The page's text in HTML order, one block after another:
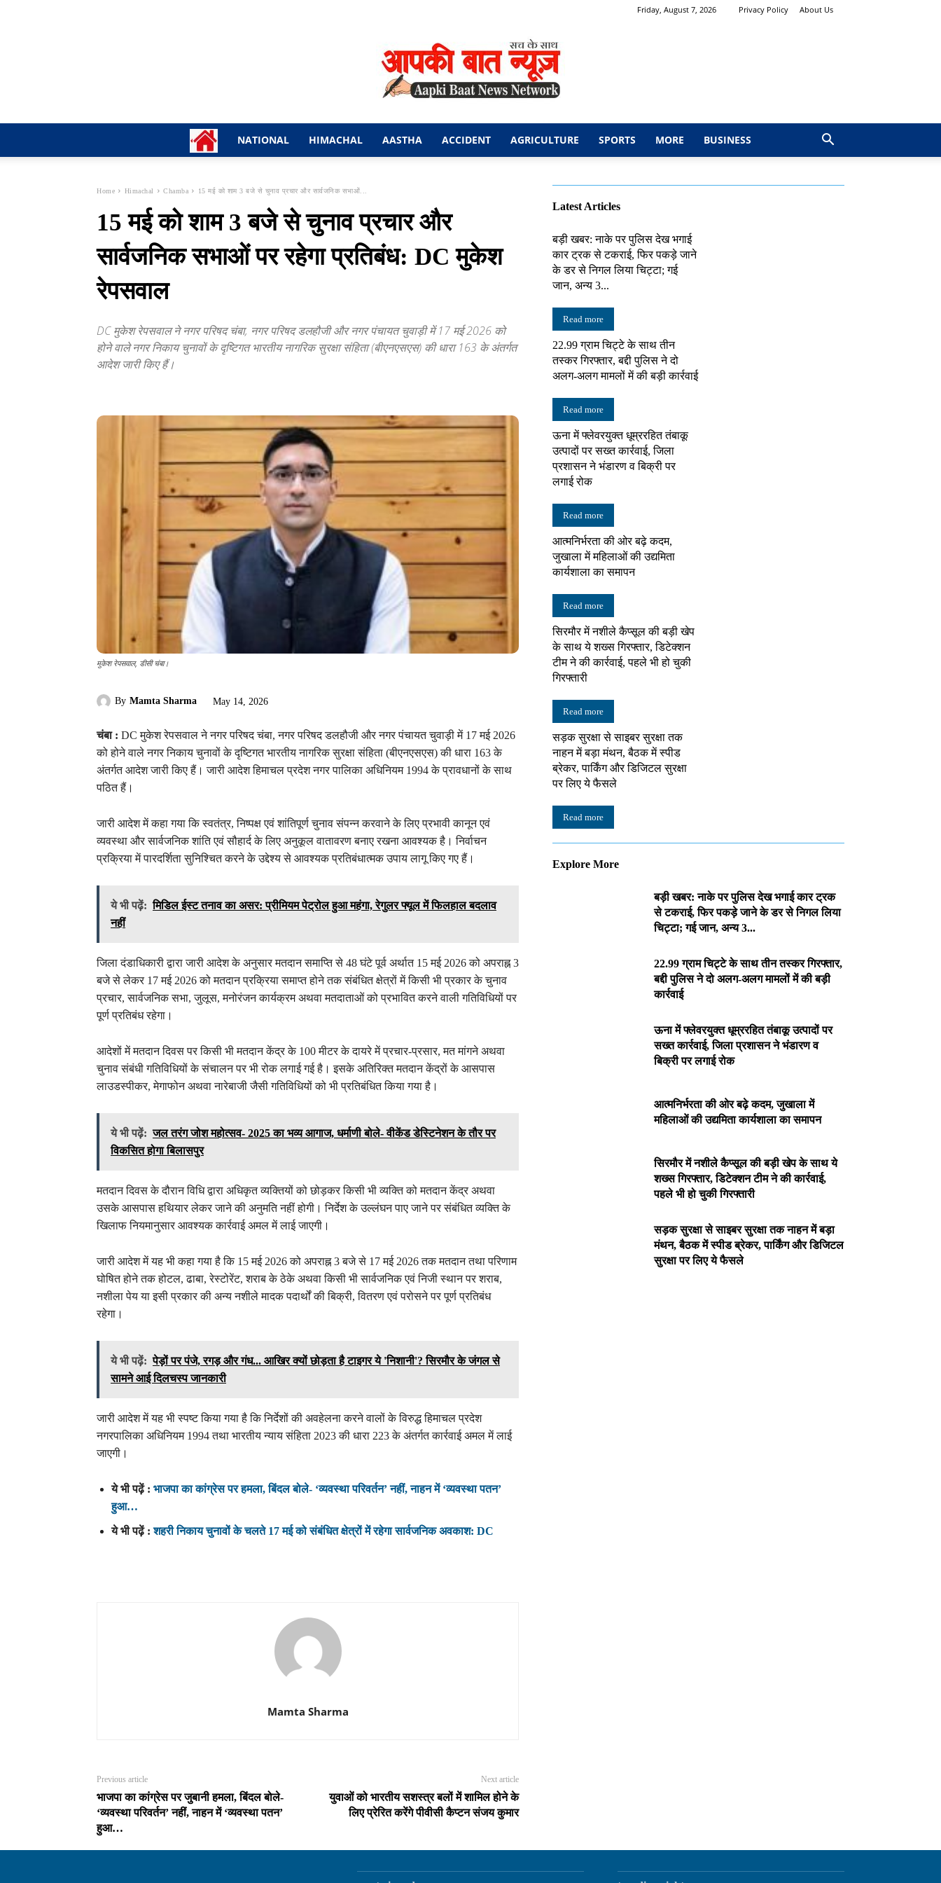
Friday, August 7, 2026 Privacy Policy About Us
बात
न्यूज़
NATIONAL HIMACHAL AASTHA ACCIDENT AGRICULTURE SPORTS MORE BUSINESS
Home Himachal Chamba 15 मई को शाम 3 बजे से चुनाव प्रचार और सार्वजनिक सभाओं...
15 मई को शाम 3 बजे से चुनाव प्रचार और
सार्वजनिक सभाओं पर रहेगा प्रतिबंध: DC मुकेश
रेपसवाल
DC मुकेश रेपसवाल ने नगर परिषद चंबा, नगर परिषद डलहौजी और नगर पंचायत चुवाड़ी में 17 मई 2026 को
होने वाले नगर निकाय चुनावों के दृष्टिगत भारतीय नागरिक सुरक्षा संहिता (बीएनएसएस) की धारा 163 के अंतर्गत
आदेश जारी किए हैं।
मुकेश रेपसवाल, डीसी चंबा।
By Mamta Sharma May 14, 2026
चंबा : DC मुकेश रेपसवाल ने नगर परिषद चंबा, नगर परिषद डलहौजी और नगर पंचायत चुवाड़ी में 17 मई 2026
को होने वाले नगर निकाय चुनावों के दृष्टिगत भारतीय नागरिक सुरक्षा संहिता (बीएनएसएस) की धारा 163 के
अंतर्गत आदेश जारी किए हैं। जारी आदेश हिमाचल प्रदेश नगर पालिका अधिनियम 1994 के प्रावधानों के साथ
पठित हैं।
जारी आदेश में कहा गया कि स्वतंत्र, निष्पक्ष एवं शांतिपूर्ण चुनाव संपन्न करवाने के लिए प्रभावी कानून एवं
व्यवस्था और सार्वजनिक शांति एवं सौहार्द के लिए अनुकूल वातावरण बनाए रखना आवश्यक है। निर्वाचन
प्रक्रिया में पारदर्शिता सुनिश्चित करने के उद्देश्य से आवश्यक प्रतिबंधात्मक उपाय लागू किए गए हैं।
ये भी पढ़ें: मिडिल ईस्ट तनाव का असर: प्रीमियम पेट्रोल हुआ महंगा, रेगुलर फ्यूल में फिलहाल बदलाव
नहीं
जिला दंडाधिकारी द्वारा जारी आदेश के अनुसार मतदान समाप्ति से 48 घंटे पूर्व अर्थात 15 मई 2026 को अपराह्न 3
बजे से लेकर 17 मई 2026 को मतदान प्रक्रिया समाप्त होने तक संबंधित क्षेत्रों में किसी भी प्रकार के चुनाव
प्रचार, सार्वजनिक सभा, जुलूस, मनोरंजन कार्यक्रम अथवा मतदाताओं को प्रभावित करने वाली गतिविधियों पर
पूर्ण प्रतिबंध रहेगा।
आदेशों में मतदान दिवस पर किसी भी मतदान केंद्र के 100 मीटर के दायरे में प्रचार-प्रसार, मत मांगने अथवा
चुनाव संबंधी गतिविधियों के संचालन पर भी रोक लगाई गई है। इसके अतिरिक्त मतदान केंद्रों के आसपास
लाउडस्पीकर, मेगाफोन अथवा नारेबाजी जैसी गतिविधियों को भी प्रतिबंधित किया गया है।
ये भी पढ़ें: जल तरंग जोश महोत्सव- 2025 का भव्य आगाज, धर्माणी बोले- वीकेंड डेस्टिनेशन के तौर पर
विकसित होगा बिलासपुर
मतदान दिवस के दौरान विधि द्वारा अधिकृत व्यक्तियों को छोड़कर किसी भी व्यक्ति को मतदान केंद्र अथवा
उसके आसपास हथियार लेकर जाने की अनुमति नहीं होगी। निर्देश के उल्लंघन पाए जाने पर संबंधित व्यक्ति के
खिलाफ नियमानुसार आवश्यक कार्रवाई अमल में लाई जाएगी।
जारी आदेश में यह भी कहा गया है कि 15 मई 2026 को अपराह्न 3 बजे से 17 मई 2026 तक मतदान तथा परिणाम
घोषित होने तक होटल, ढाबा, रेस्टोरेंट, शराब के ठेके अथवा किसी भी सार्वजनिक एवं निजी स्थान पर शराब,
नशीला पेय या इसी प्रकार की अन्य नशीले मादक पदार्थों की बिक्री, वितरण एवं परोसने पर पूर्ण प्रतिबंध
रहेगा।
ये भी पढ़ें: पेड़ों पर पंजे, रगड़ और गंध... आखिर क्यों छोड़ता है टाइगर ये 'निशानी'? सिरमौर के जंगल से
सामने आई दिलचस्प जानकारी
जारी आदेश में यह भी स्पष्ट किया गया है कि निर्देशों की अवहेलना करने वालों के विरुद्ध हिमाचल प्रदेश
नगरपालिका अधिनियम 1994 तथा भारतीय न्याय संहिता 2023 की धारा 223 के अंतर्गत कार्रवाई अमल में लाई
जाएगी।
ये भी पढ़ें : भाजपा का कांग्रेस पर हमला, बिंदल बोले- ‘व्यवस्था परिवर्तन’ नहीं, नाहन में ‘व्यवस्था पतन’
हुआ…
ये भी पढ़ें :शहरी निकाय चुनावों के चलते 17 मई को संबंधित क्षेत्रों में रहेगा सार्वजनिक अवकाश: DC
Mamta Sharma
Previous article
भाजपा का कांग्रेस पर जुबानी हमला, बिंदल बोले-
‘व्यवस्था परिवर्तन’ नहीं, नाहन में ‘व्यवस्था पतन’
हुआ…
Next article
युवाओं को भारतीय सशस्त्र बलों में शामिल होने के
लिए प्रेरित करेंगे पीवीसी कैप्टन संजय कुमार
Latest Articles
बड़ी खबर: नाके पर पुलिस देख भगाई
कार ट्रक से टकराई, फिर पकड़े जाने
के डर से निगल लिया चिट्टा; गई
जान, अन्य 3...
Read more
22.99 ग्राम चिट्टे के साथ तीन
तस्कर गिरफ्तार, बद्दी पुलिस ने दो
अलग-अलग मामलों में की बड़ी कार्रवाई
Read more
ऊना में फ्लेवरयुक्त धूम्ररहित तंबाकू
उत्पादों पर सख्त कार्रवाई, जिला
प्रशासन ने भंडारण व बिक्री पर
लगाई रोक
Read more
आत्मनिर्भरता की ओर बढ़े कदम,
जुखाला में महिलाओं की उद्यमिता
कार्यशाला का समापन
Read more
सिरमौर में नशीले कैप्सूल की बड़ी खेप
के साथ ये शख्स गिरफ्तार, डिटेक्शन
टीम ने की कार्रवाई, पहले भी हो चुकी
गिरफ्तारी
Read more
सड़क सुरक्षा से साइबर सुरक्षा तक
नाहन में बड़ा मंथन, बैठक में स्पीड
ब्रेकर, पार्किंग और डिजिटल सुरक्षा
पर लिए ये फैसले
Read more
Explore More
बड़ी खबर: नाके पर पुलिस देख भगाई कार ट्रक
से टकराई, फिर पकड़े जाने के डर से निगल लिया
चिट्टा; गई जान, अन्य 3...
22.99 ग्राम चिट्टे के साथ तीन तस्कर गिरफ्तार,
बद्दी पुलिस ने दो अलग-अलग मामलों में की बड़ी
कार्रवाई
ऊना में फ्लेवरयुक्त धूम्ररहित तंबाकू उत्पादों पर
सख्त कार्रवाई, जिला प्रशासन ने भंडारण व
बिक्री पर लगाई रोक
आत्मनिर्भरता की ओर बढ़े कदम, जुखाला में
महिलाओं की उद्यमिता कार्यशाला का समापन
सिरमौर में नशीले कैप्सूल की बड़ी खेप के साथ ये
शख्स गिरफ्तार, डिटेक्शन टीम ने की कार्रवाई,
पहले भी हो चुकी गिरफ्तारी
सड़क सुरक्षा से साइबर सुरक्षा तक नाहन में बड़ा
मंथन, बैठक में स्पीड ब्रेकर, पार्किंग और डिजिटल
सुरक्षा पर लिए ये फैसले